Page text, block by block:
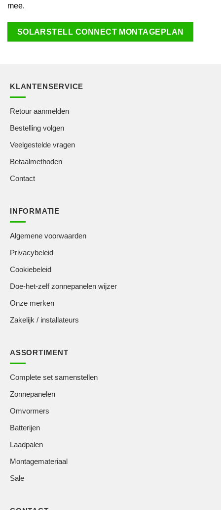
mee.
SOLARSTELL CONNECT MONTAGEPLAN
KLANTENSERVICE
Retour aanmelden
Bestelling volgen
Veelgestelde vragen
Betaalmethoden
Contact
INFORMATIE
Algemene voorwaarden
Privacybeleid
Cookiebeleid
Doe-het-zelf zonnepanelen wijzer
Onze merken
Zakelijk / installateurs
ASSORTIMENT
Complete set samenstellen
Zonnepanelen
Omvormers
Batterijen
Laadpalen
Montagemateriaal
Sale